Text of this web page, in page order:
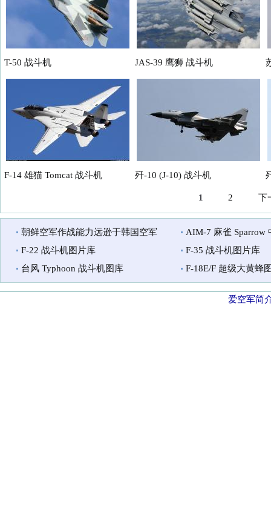
T-50 战斗机 JAS-39 鹰狮 战斗机
F-14 雄猫 Tomcat 战斗机 歼-10 (J-10) 战斗机
页面
1 2 下
朝鲜空军作战能力远逊于韩国空军
AIM-7 麻雀 Sparrow
F-22 战斗机图片库
F-35 战斗机图片库
台风 Typhoon 战斗机图库
F-18E/F 超级大黄蜂
爱空军简